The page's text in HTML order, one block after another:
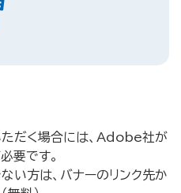
だく場合には、Adobe社が
です。
方は、バナーのリンク先か